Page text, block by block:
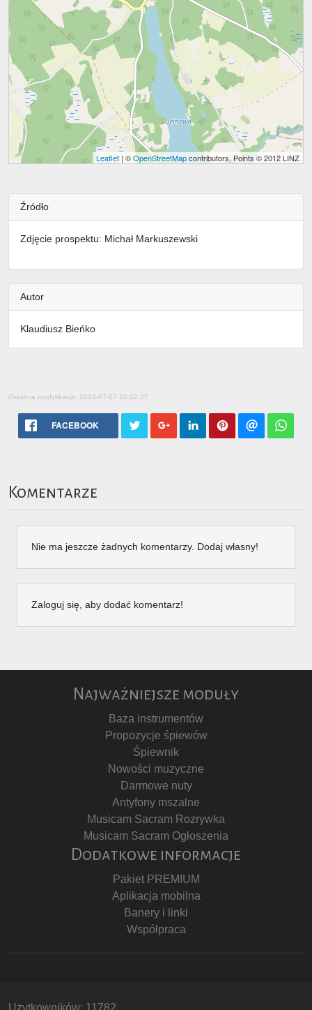
Leaflet| ©OpenStreetMapcontributors, Points © 2012 LINZ
Źródło
Zdjęcie prospektu: Michał Markuszewski
Autor
Klaudiusz Bieńko
Ostatnia modyfikacja: 2024-07-07 20:52:27
FACEBOOK
Komentarze
Nie ma jeszcze żadnych komentarzy. Dodaj własny!
Zaloguj się, aby dodać komentarz!
Najważniejsze moduły
Baza instrumentów
Propozycje śpiewów
Śpiewnik
Nowości muzyczne
Darmowe nuty
Antyfony mszalne
Musicam Sacram Rozrywka
Musicam Sacram Ogłoszenia
Dodatkowe informacje
Pakiet PREMIUM
Aplikacja mobilna
Banery i linki
Współpraca